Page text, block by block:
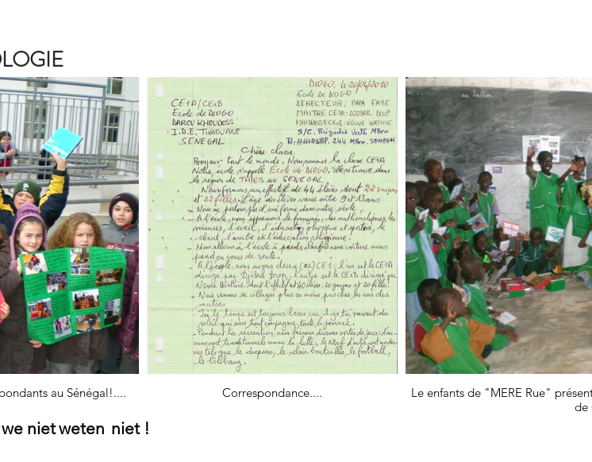
nietweten niet !
au Sénégal!.... Correspondance....
Le enfants de "MERE Rue"
de